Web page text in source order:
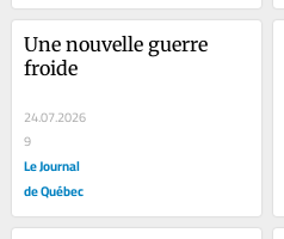
Une nouvelle guerre
froide
24.07.2026
9
Le Journal
de Québec